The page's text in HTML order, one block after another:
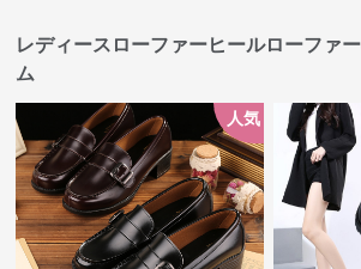
レディースローファーヒールローファ
ム
人気